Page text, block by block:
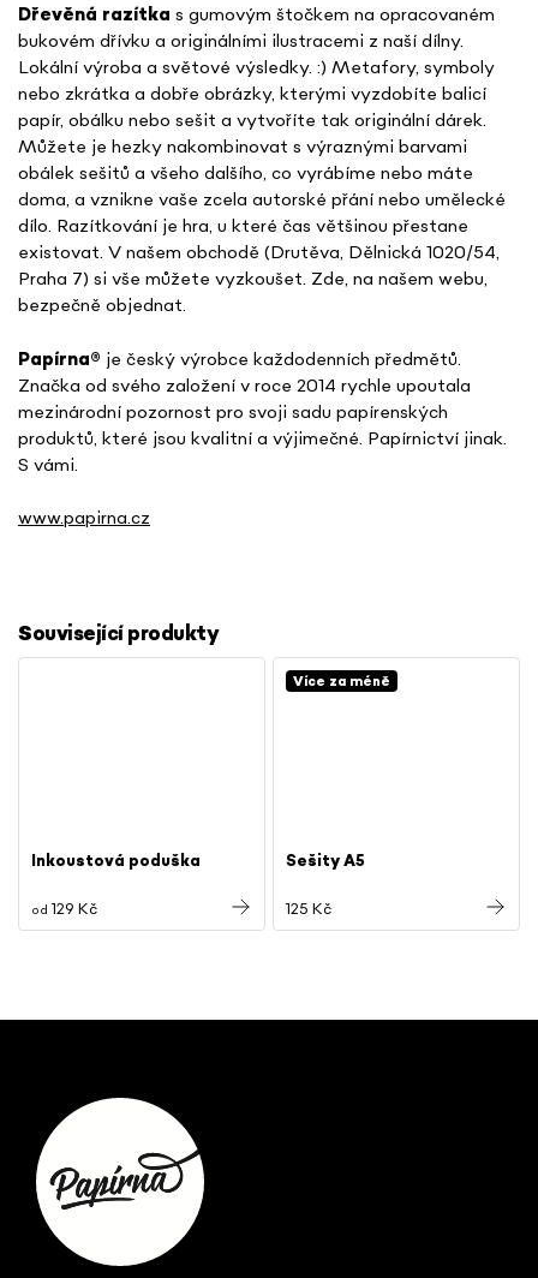
Související produkty
Inkoustová poduška
od 129 Kč
Více za méně
Sešity A5
125 Kč
Dřevěná razítka s gumovým štočkem na opracovaném
bukovém dřívku a originálními ilustracemi z naší dílny.
Lokální výroba a světové výsledky. :) Metafory, symboly
nebo zkrátka a dobře obrázky, kterými vyzdobíte balicí
papír, obálku nebo sešit a vytvoříte tak originální dárek.
Můžete je hezky nakombinovat s výraznými barvami
obálek sešitů a všeho dalšího, co vyrábíme nebo máte
doma, a vznikne vaše zcela autorské přání nebo umělecké
dílo. Razítkování je hra, u které čas většinou přestane
existovat. V našem obchodě (Drutěva, Dělnická 1020/54,
Praha 7) si vše můžete vyzkoušet. Zde, na našem webu,
bezpečně objednat.
Papírna® je český výrobce každodenních předmětů.
Značka od svého založení v roce 2014 rychle upoutala
mezinárodní pozornost pro svoji sadu papírenských
produktů, které jsou kvalitní a výjimečné. Papírnictví jinak.
S vámi.
www.papirna.cz